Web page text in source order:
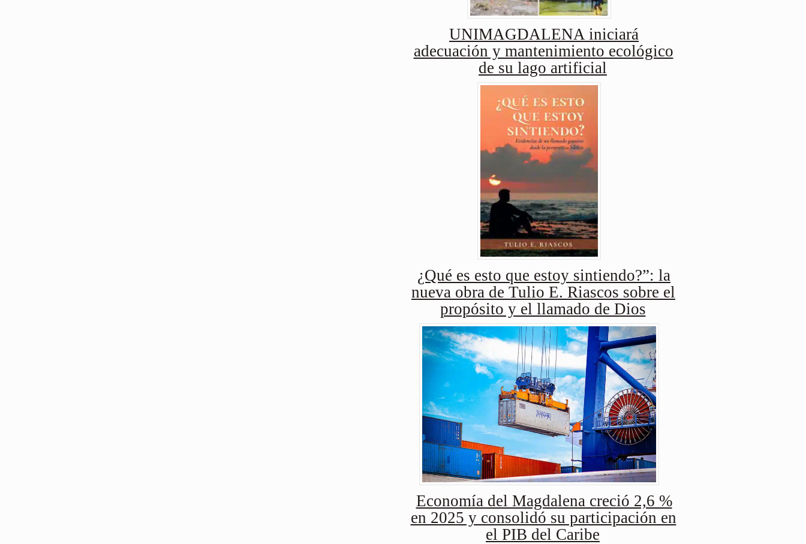
UNIMAGDALENA iniciará
adecuación y mantenimiento ecológico
de su lago artificial
¿Qué es esto que estoy sintiendo?”: la
nueva obra de Tulio E. Riascos sobre el
propósito y el llamado de Dios
Economía del Magdalena creció 2,6 %
en 2025 y consolidó su participación en
el PIB del Caribe